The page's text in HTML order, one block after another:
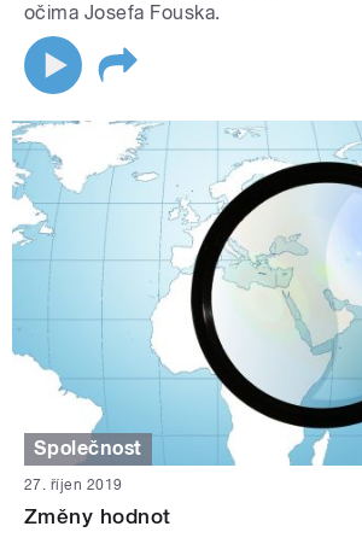
očima Josefa Fouska.
Společnost
27. říjen 2019
Změny hodnot